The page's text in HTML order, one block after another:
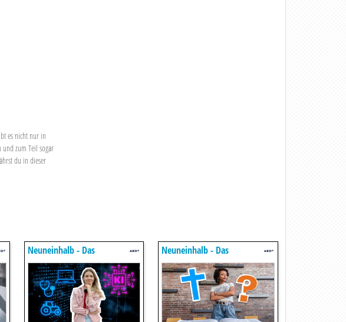
es nicht nur in
zum Teil sogar
du in dieser
Neuneinhalb - Das
Reportermagazin Für Kinder
Neuneinhalb - Das
Reportermagazin Für Kinder